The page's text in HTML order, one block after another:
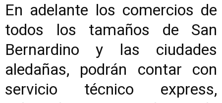
En adelante los comercios de
todos los tamaños de San
Bernardino y las ciudades
aledañas, podrán contar con
servicio técnico express,